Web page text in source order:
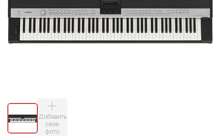
Добавить
свое
фото